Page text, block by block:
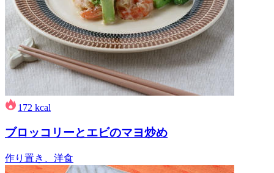
172 kcal
ブロッコリーとエビのマヨ炒め
作り置き、洋食